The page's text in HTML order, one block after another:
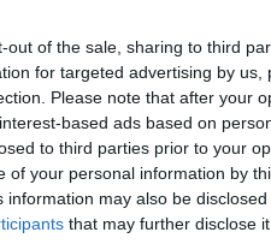
out of the sale, sharing to third
for targeted advertising by
Please note that after your
based ads based on
to third parties prior to your
of your personal information by
information may also be
that may further disclose